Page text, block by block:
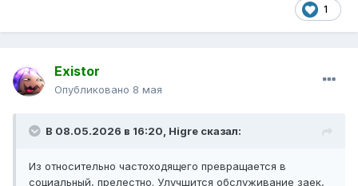
1
Existor
Опубликовано 8 мая
В 08.05.2026 в 16:20, Higre сказал:
Из относительно частоходящего превращается в
социальный, прелестно. Улучшится обслуживание заек,